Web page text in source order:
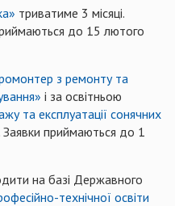
триватиме 3 місяці.
до 15 лютого
з ремонту та
і за освітньою
та експлуатації сонячних
Заявки приймаються до 1
на базі Державного
технічної освіти